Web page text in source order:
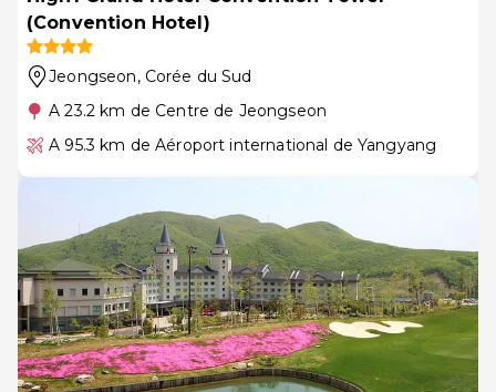
(Convention Hotel)
Jeongseon, Corée du Sud
A 23.2 km de Centre de Jeongseon
A 95.3 km de Aéroport international de Yangyang